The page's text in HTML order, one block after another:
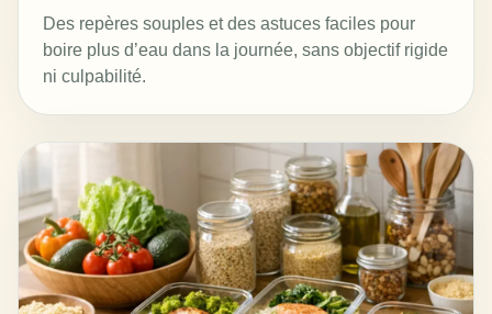
Des repères souples et des astuces faciles pour
boire plus d’eau dans la journée, sans objectif rigide
ni culpabilité.